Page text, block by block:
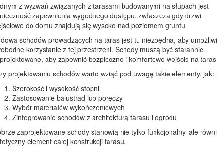
z wyzwań związanych z tarasami budowanymi na słupach jest
zapewnienia wygodnego dostępu, zwłaszcza gdy drzwi
do domu znajdują się wysoko nad poziomem gruntu.
schodów prowadzących na taras jest tu niezbędna, aby
korzystanie z tej przestrzeni. Schody muszą być starannie
aby zapewnić bezpieczne i komfortowe wejście na
projektowaniu schodów warto wziąć pod uwagę takie elementy, jak:
Szerokość i wysokość stopni
Zastosowanie balustrad lub poręczy
Wybór materiałów wykończeniowych
Zintegrowanie schodów z architekturą tarasu i ogrodu
zaprojektowane schody stanowią nie tylko funkcjonalny, ale
element całej konstrukcji tarasu.